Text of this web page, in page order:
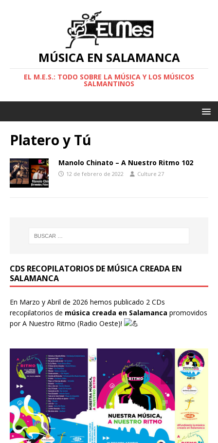
MÚSICA EN SALAMANCA
EL M.E.S.: TODO SOBRE LA MÚSICA Y LOS MÚSICOS
SALMANTINOS
Platero y Tú
Manolo Chinato – A Nuestro Ritmo 102
12 de febrero de 2022 Culture 27
CDS RECOPILATORIOS DE MÚSICA CREADA EN
SALAMANCA
En Marzo y Abril de 2026 hemos publicado 2 CDs
recopilatorios de música creada en Salamanca promovidos
porA Nuestro Ritmo (Radio Oeste)!